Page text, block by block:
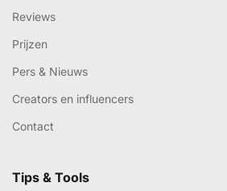
Reviews
Prijzen
Pers & Nieuws
Creators en influencers
Contact
Tips & Tools